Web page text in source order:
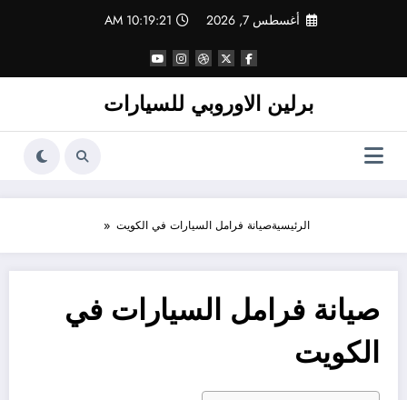
أغسطس 7, 2026 10:19:21 AM
برلين الاوروبي للسيارات
الرئيسيةصيانة فرامل السيارات في الكويت
صيانة فرامل السيارات في
الكويت